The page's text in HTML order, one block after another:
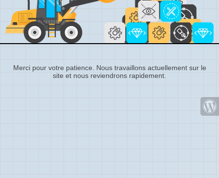
Merci pour votre patience. Nous travaillons actuellement sur le
site et nous reviendrons rapidement.